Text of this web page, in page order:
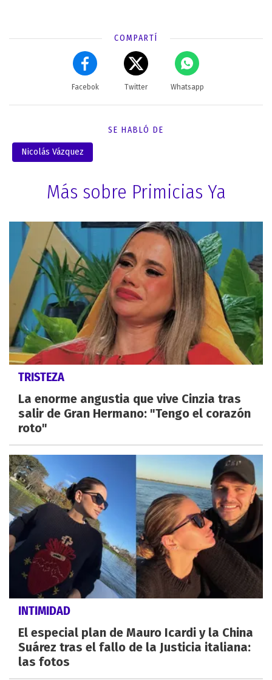
COMPARTÍ
Facebok Twitter Whatsapp
SE HABLÓ DE
Nicolás Vázquez
Más sobre Primicias Ya
TRISTEZA
La enorme angustia que vive Cinzia tras
salir de Gran Hermano: "Tengo el corazón
roto"
INTIMIDAD
El especial plan de Mauro Icardi y la China
Suárez tras el fallo de la Justicia italiana:
las fotos